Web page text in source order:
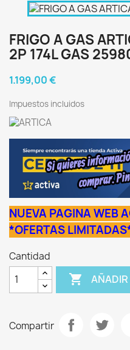
FRIGO A GAS
2P 174L GAS
1.199,00 €
Impuestos incluidos
NUEVA PAGINA WEB
*OFERTAS
Cantidad

Compartir